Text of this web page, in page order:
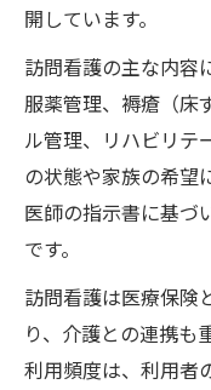
開しています。
訪問看護の主な内容
服薬管理、褥瘡（床
ル管理、リハビリテ
の状態や家族の希望
医師の指示書に基づ
です。
訪問看護は医療保険
り、介護との連携も
利用頻度は、利用者